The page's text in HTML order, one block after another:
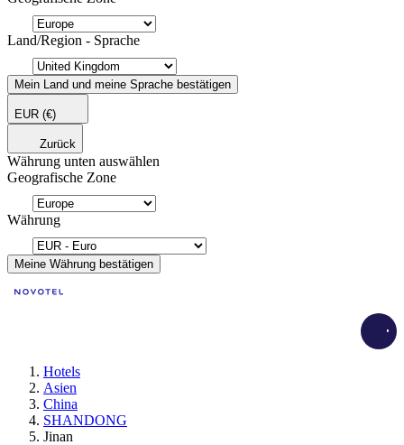
Land/Region - Sprache
Mein Land und meine Sprache bestätigen
EUR (€)
Zurück
Währung unten auswählen
Geografische Zone
Währung
Meine Währung bestätigen
Hotels
Asien
China
SHANDONG
Jinan